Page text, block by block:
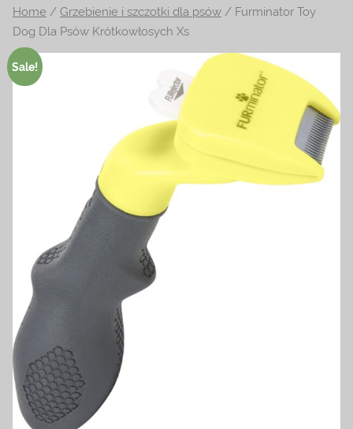
na
temat
terrarystyki
i
Home / Grzebienie i szczotki dla psów / Furminator Toy
Dog Dla Psów Krótkowłosych Xs
Sale!